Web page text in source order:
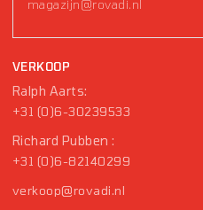
magazijn@rovadi.nl
VERKOOP
Ralph Aarts:
+31 (0)6-30239533
Richard Pubben :
+31 (0)6-82140299
verkoop@rovadi.nl